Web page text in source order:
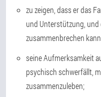
zu zeigen, dass er das
und Unterstützung, und
zusammenbrechen
seine Aufmerksamkeit
psychisch schwerfällt,
zusammenzuleben;